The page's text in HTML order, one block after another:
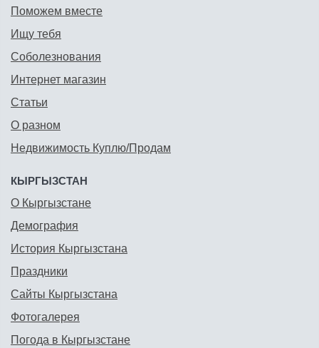
Поможем вместе
Ищу тебя
Соболезнования
Интернет магазин
Статьи
О разном
Недвижимость Куплю/Продам
КЫРГЫЗСТАН
О Кыргызстане
Демография
История Кыргызстана
Праздники
Сайты Кыргызстана
Фотогалерея
Погода в Кыргызстане